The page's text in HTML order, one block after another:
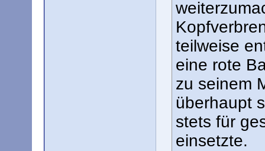
teilweise
eine rote
zu seinem
überhaupt
stets für
einsetzte.